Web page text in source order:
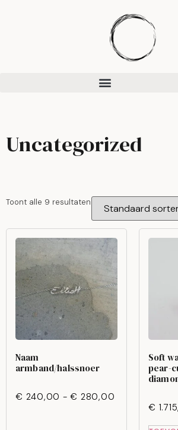
Uncategorized
Toont alle 9 resultaten
Naam
armband/halssnoer
€ 240,00 - € 280,00
Soft
pear-
€